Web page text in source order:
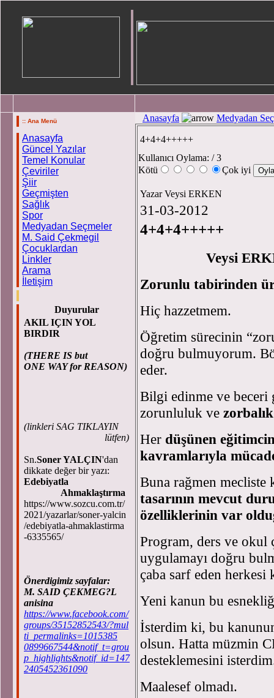
:: Ana Menü
Anasayfa
Güncel Yazılar
Temel Konular
Çeviriler
Şiir
Geçmişten
Sağlık
Spor
Medyadan Seçmeler
M. Said Çekmegil
Çocuklardan
Linkler
Arama
İletişim
Duyurular
AKIL IÇIN YOL
BIRDIR
(THERE IS but
ONE WAY for REASON)
(linkleri SAG TIKLAYIN
lütfen)
Sn.Soner YALÇIN'dan
dikkate değer bir yazı:
Edebiyatla
Ahmaklaştırma
https://www.sozcu.com.tr/
2021/yazarlar/soner-yalcin
/edebiyatla-ahmaklastirma
-6335565/
Önerdigimiz sayfalar:
M. SAID ÇEKMEG?L
anisina
https://www.facebook.com/
groups/35152852543/?mul
ti_permalinks=1015385
0899667544&notif_t=grou
p_highlights&notif_id=147
2405452361090
Anasayfa Medyadan
4+4+4+++++
Kullanıcı Oylama: / 3
Kötü
Çok iyi
Yazar Veysi ERKEN
31-03-2012
4+4+4+++++
Veysi
Zorunlu tabirinden
Hiç hazzetmem.
Öğretim sürecinin
doğru bulmuyorum.
eder.
Bilgi edinme ve
zorunluluk ve zorbalık
Her düşünen
kavramlarıyla
Buna rağmen
tasarının mevcut
özelliklerinin var
Program, ders ve okul
uygulamayı doğru
çaba sarf eden
Yeni kanun bu
İsterdim ki, bu
olsun. Hatta müzmin
desteklemesini
Maalesef olmadı.